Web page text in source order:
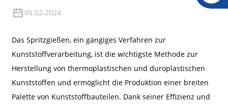
05.02.2024
Das Spritzgießen, ein gängiges Verfahren zur
Kunststoffverarbeitung, ist die wichtigste Methode zur
Herstellung von thermoplastischen und duroplastischen
Kunststoffen und ermöglicht die Produktion einer breiten
Palette von Kunststoffbauteilen. Dank seiner Effizienz und